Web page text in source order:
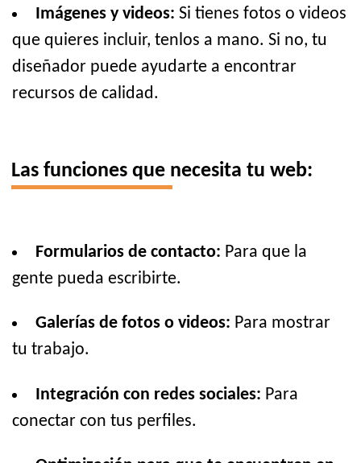
Imágenes y videos: Si tienes fotos o videos
que quieres incluir, tenlos a mano. Si no, tu
diseñador puede ayudarte a encontrar
recursos de calidad.
Las funciones que necesita tu web:
Formularios de contacto: Para que la
gente pueda escribirte.
Galerías de fotos o videos: Para mostrar
tu trabajo.
Integración con redes sociales: Para
conectar con tus perfiles.